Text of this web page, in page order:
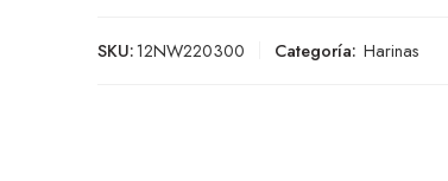
SKU:12NW220300 Categoría: Harinas